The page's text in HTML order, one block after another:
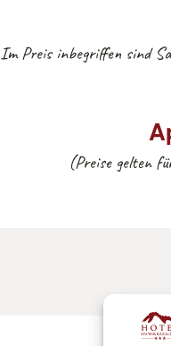
Im Preis inbegriffen sind
(Preise gelten